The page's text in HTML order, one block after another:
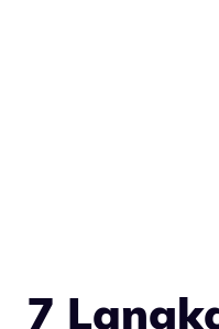
7